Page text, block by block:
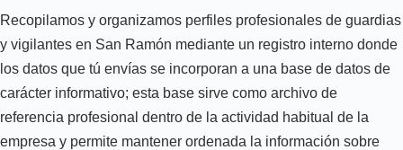
Recopilamos y organizamos perfiles profesionales de guardias
y vigilantes en San Ramón mediante un registro interno donde
los datos que tú envías se incorporan a una base de datos de
carácter informativo; esta base sirve como archivo de
referencia profesional dentro de la actividad habitual de la
empresa y permite mantener ordenada la información sobre